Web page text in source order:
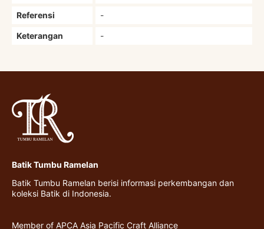
Referensi -
Keterangan -
Batik Tumbu Ramelan
Batik Tumbu Ramelan berisi informasi perkembangan dan
koleksi Batik di Indonesia.
Member of APCA Asia Pacific Craft Alliance